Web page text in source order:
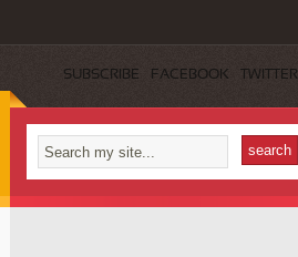
SUBSCRIBE FACEBOOK TWITTER